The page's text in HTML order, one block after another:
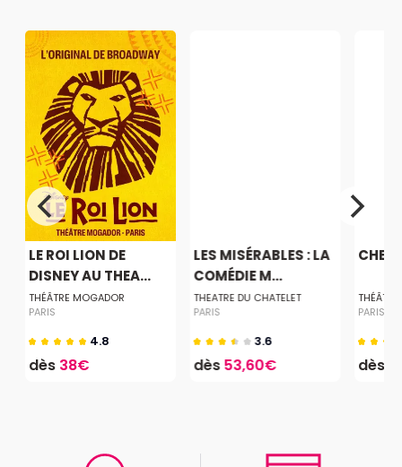
LE ROI LION DE
DISNEY AU THEA...
THÉÂTRE MOGADOR
PARIS
4.8
dès 38€
LES MISÉRABLES : LA
COMÉDIE M...
THEATRE DU CHATELET
PARIS
3.6
dès53,60€
CHER
PARIS
dès